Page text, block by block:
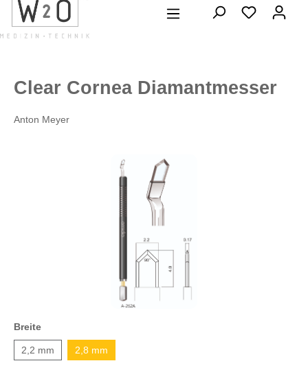
springen
Clear Cornea Diamantmesser
Anton Meyer
Bildergalerie überspringen
Breite
2,2 mm 2,8 mm